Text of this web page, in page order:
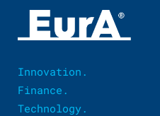
Innovation.
Finance.
Technology.